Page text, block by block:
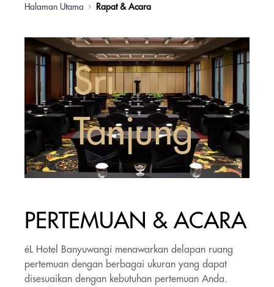
Halaman Utama Rapat & Acara
Sri
Tanjung
of
2PERTEMUAN & ACARA
éL Hotel Banyuwangi menawarkan delapan ruang
pertemuan dengan berbagai ukuran yang dapat
disesuaikan dengan kebutuhan pertemuan Anda.